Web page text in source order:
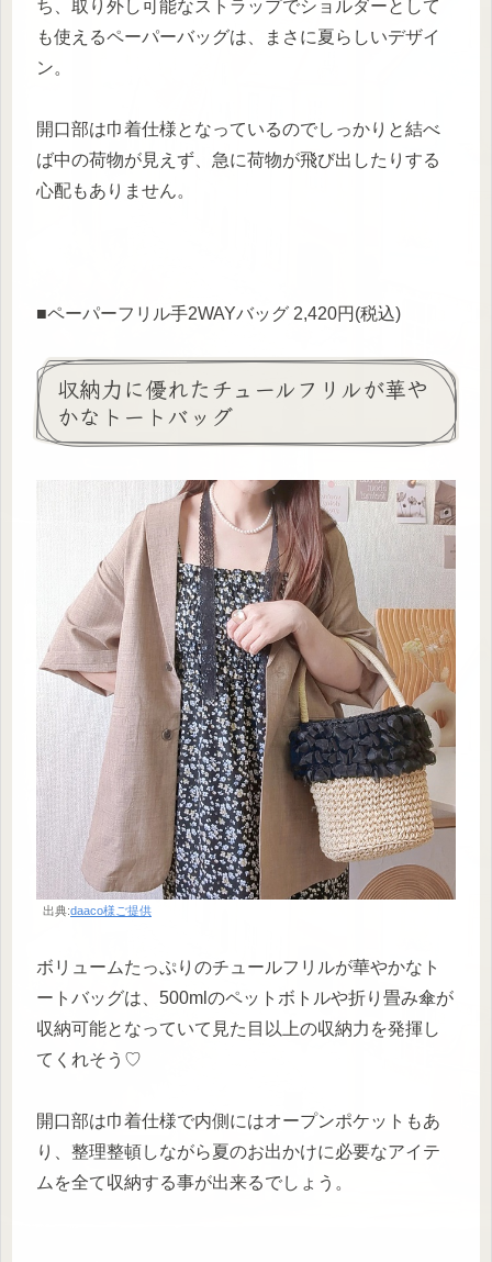
ち、取り外し可能なストラップでショルダーとして
も使えるペーパーバッグは、まさに夏らしいデザイ
ン。
開口部は巾着仕様となっているのでしっかりと結べ
ば中の荷物が見えず、急に荷物が飛び出したりする
心配もありません。
■ペーパーフリル手2WAYバッグ 2,420円(税込)
収納力に優れたチュールフリルが華や
かなトートバッグ
出典:daaco様ご提供
ボリュームたっぷりのチュールフリルが華やかなト
ートバッグは、500mlのペットボトルや折り畳み傘が
収納可能となっていて見た目以上の収納力を発揮し
てくれそう♡
開口部は巾着仕様で内側にはオープンポケットもあ
り、整理整頓しながら夏のお出かけに必要なアイテ
ムを全て収納する事が出来るでしょう。